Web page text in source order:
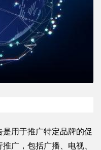
用于推广特定品牌的促
广，包括广播、电视、